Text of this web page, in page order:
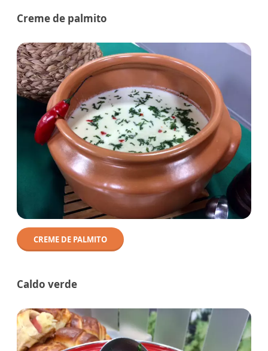
Creme de palmito
CREME DE PALMITO
Caldo verde